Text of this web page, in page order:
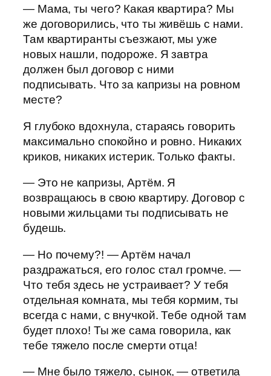
— Мама, ты чего? Какая квартира? Мы
же договорились, что ты живёшь с нами.
Там квартиранты съезжают, мы уже
новых нашли, подороже. Я завтра
должен был договор с ними
подписывать. Что за капризы на ровном
месте?
Я глубоко вдохнула, стараясь говорить
максимально спокойно и ровно. Никаких
криков, никаких истерик. Только факты.
— Это не капризы, Артём. Я
возвращаюсь в свою квартиру. Договор с
новыми жильцами ты подписывать не
будешь.
— Но почему?! — Артём начал
раздражаться, его голос стал громче. —
Что тебя здесь не устраивает? У тебя
отдельная комната, мы тебя кормим, ты
всегда с нами, с внучкой. Тебе одной там
будет плохо! Ты же сама говорила, как
тебе тяжело после смерти отца!
— Мне было тяжело, сынок, — ответила